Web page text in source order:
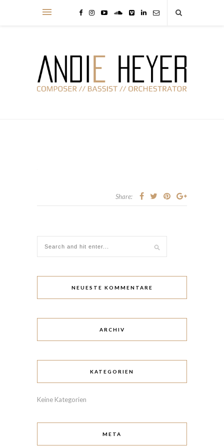
Share:
NEUESTE KOMMENTARE
ARCHIV
KATEGORIEN
Keine Kategorien
META